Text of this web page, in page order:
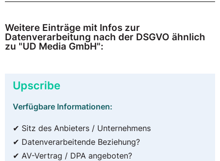
Weitere Einträge mit Infos zur
Datenverarbeitung nach der DSGVO ähnlich
zu "UD Media GmbH":
Upscribe
Verfügbare Informationen:
✔ Sitz des Anbieters / Unternehmens
✔ Datenverarbeitende Beziehung?
✔ AV-Vertrag / DPA angeboten?